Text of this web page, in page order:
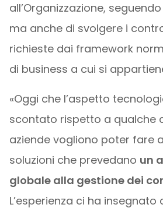
all’Organizzazione,
ma anche di svolgere i
richieste dai framework
di business a cui si
«Oggi che l’aspetto
scontato rispetto a qualche
aziende vogliono poter fare
soluzioni che prevedano un
globale alla gestione dei
L’esperienza ci ha